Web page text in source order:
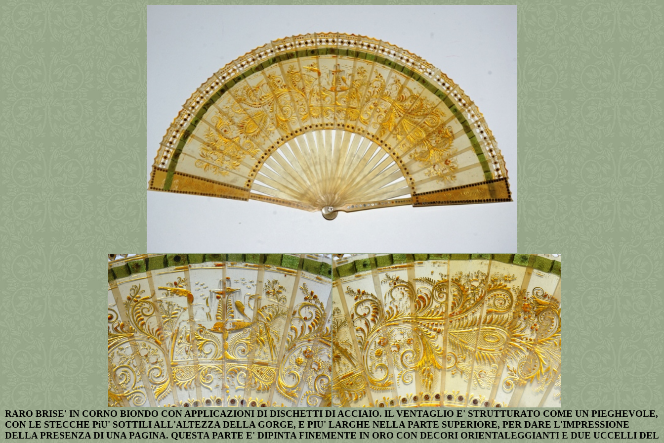
RARO BRISE' IN CORNO BIONDO CON APPLICAZIONI DI DISCHETTI DI ACCIAIO. IL VENTAGLIO E' STRUTTURATO COME UN PIEGHEVOLE,
CON LE STECCHE PiU' SOTTILI ALL'ALTEZZA DELLA GORGE, E PIU' LARGHE NELLA PARTE SUPERIORE, PER DARE L'IMPRESSIONE
DELLA PRESENZA DI UNA PAGINA. QUESTA PARTE E' DIPINTA FINEMENTE IN ORO CON DECORI ORIENTALEGGIANTI E DUE UCCELLI DEL